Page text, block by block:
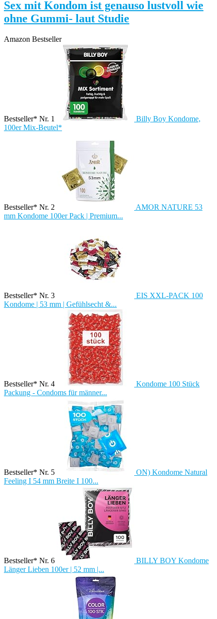
Sex mit Kondom ist genauso lustvoll wie
ohne Gummi- laut Studie
Amazon Bestseller
Bestseller* Nr. 1
Billy Boy Kondome,
100er Mix-Beutel*
Bestseller* Nr. 2
AMOR NATURE 53
mm Kondome 100er Pack | Premium...
Bestseller* Nr. 3
EIS XXL-PACK 100
Kondome | 53 mm | Gefühlsecht &...
Bestseller* Nr. 4
Kondome 100 Stück
Packung - Condoms für männer...
Bestseller* Nr. 5
ON) Kondome Natural
Feeling I 54 mm Breite I 100...
Bestseller* Nr. 6
BILLY BOY Kondome
Länger Lieben 100er | 52 mm |...